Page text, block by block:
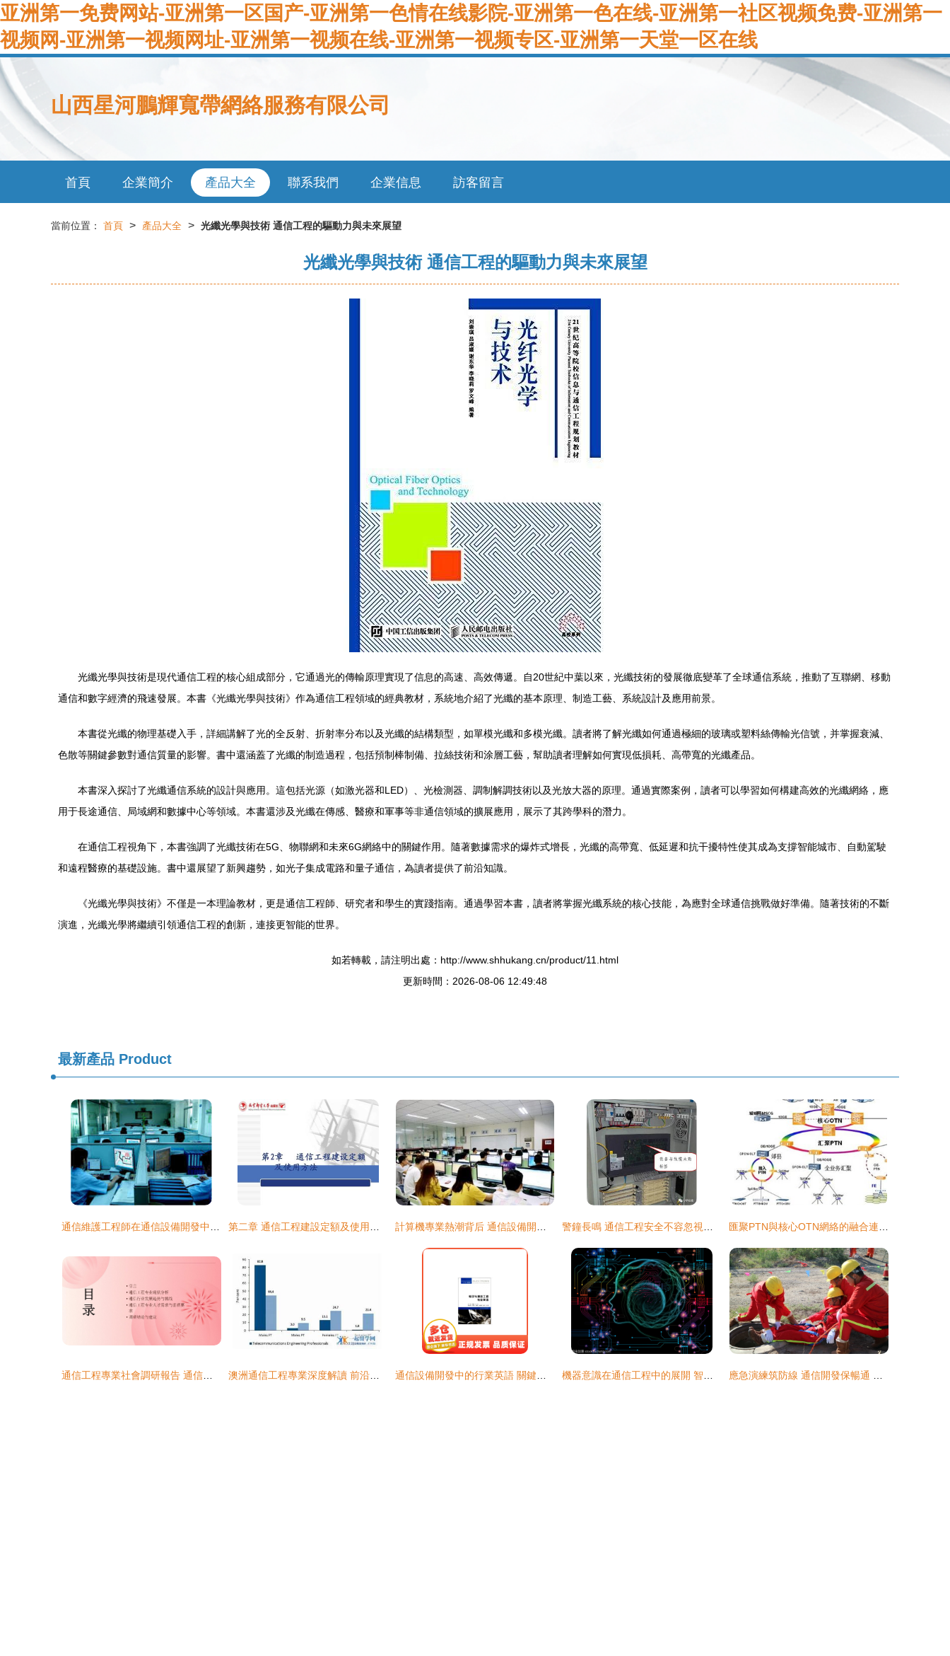
亚洲第一免费网站-亚洲第一区国产-亚洲第一色情在线影院-亚洲第一色在线-亚洲第一社区视频免费-亚洲第一
视频网-亚洲第一视频网址-亚洲第一视频在线-亚洲第一视频专区-亚洲第一天堂一区在线
山西星河鵬輝寬帶網絡服務有限公司
首頁 企業簡介 產品大全 聯系我們 企業信息 訪客留言
當前位置： 首頁 > 產品大全 > 光纖光學與技術 通信工程的驅動力與未來展望
光纖光學與技術 通信工程的驅動力與未來展望
光纖光學與技術是現代通信工程的核心組成部分，它通過光的傳輸原理實現了信息的高速、高效傳遞。自20世紀中葉以來，光纖技術的發展徹底變革了全球通信系統，推動了互聯網、移動
通信和數字經濟的飛速發展。本書《光纖光學與技術》作為通信工程領域的經典教材，系統地介紹了光纖的基本原理、制造工藝、系統設計及應用前景。
本書從光纖的物理基礎入手，詳細講解了光的全反射、折射率分布以及光纖的結構類型，如單模光纖和多模光纖。讀者將了解光纖如何通過極細的玻璃或塑料絲傳輸光信號，并掌握衰減、
色散等關鍵參數對通信質量的影響。書中還涵蓋了光纖的制造過程，包括預制棒制備、拉絲技術和涂層工藝，幫助讀者理解如何實現低損耗、高帶寬的光纖產品。
本書深入探討了光纖通信系統的設計與應用。這包括光源（如激光器和LED）、光檢測器、調制解調技術以及光放大器的原理。通過實際案例，讀者可以學習如何構建高效的光纖網絡，應
用于長途通信、局域網和數據中心等領域。本書還涉及光纖在傳感、醫療和軍事等非通信領域的擴展應用，展示了其跨學科的潛力。
在通信工程視角下，本書強調了光纖技術在5G、物聯網和未來6G網絡中的關鍵作用。隨著數據需求的爆炸式增長，光纖的高帶寬、低延遲和抗干擾特性使其成為支撐智能城市、自動駕駛
和遠程醫療的基礎設施。書中還展望了新興趨勢，如光子集成電路和量子通信，為讀者提供了前沿知識。
《光纖光學與技術》不僅是一本理論教材，更是通信工程師、研究者和學生的實踐指南。通過學習本書，讀者將掌握光纖系統的核心技能，為應對全球通信挑戰做好準備。隨著技術的不斷
演進，光纖光學將繼續引領通信工程的創新，連接更智能的世界。
如若轉載，請注明出處：http://www.shhukang.cn/product/11.html
更新時間：2026-08-06 12:49:48
最新產品 Product